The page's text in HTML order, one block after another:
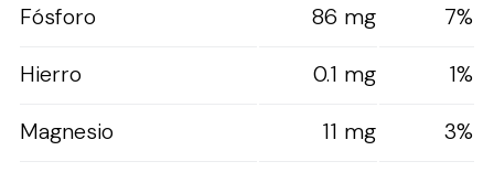
Fósforo
86 mg
7%
Hierro
0.1 mg
1%
Magnesio
11 mg
3%